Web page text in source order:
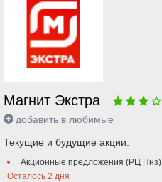
Магнит Экстра
добавить в любимые
Текущие и будущие акции:
Акционные предложения (РЦ Пнз)
Осталось 2 дня